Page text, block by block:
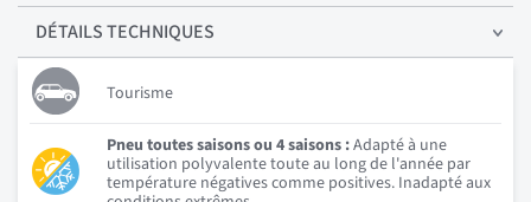
DÉTAILSTECHNIQUES
Tourisme
Pneu toutes saisons ou 4 saisons :Adapté à une
utilisation polyvalente toute au long de l'année par
température négatives comme positives. Inadapté aux